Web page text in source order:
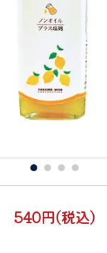
540円(税込)